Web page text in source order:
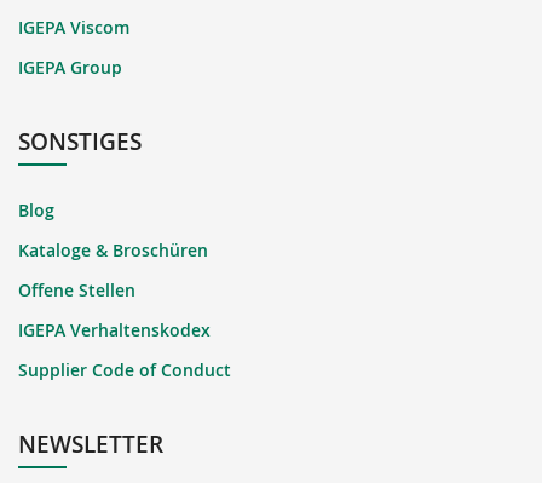
IGEPA Viscom
IGEPA Group
SONSTIGES
Blog
Kataloge & Broschüren
Offene Stellen
IGEPA Verhaltenskodex
Supplier Code of Conduct
NEWSLETTER